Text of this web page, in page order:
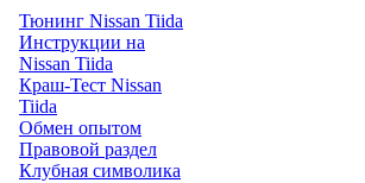
Тюнинг Nissan Tiida
Инструкции на
Nissan Tiida
Краш-Тест Nissan
Tiida
Обмен опытом
Правовой раздел
Клубная символика